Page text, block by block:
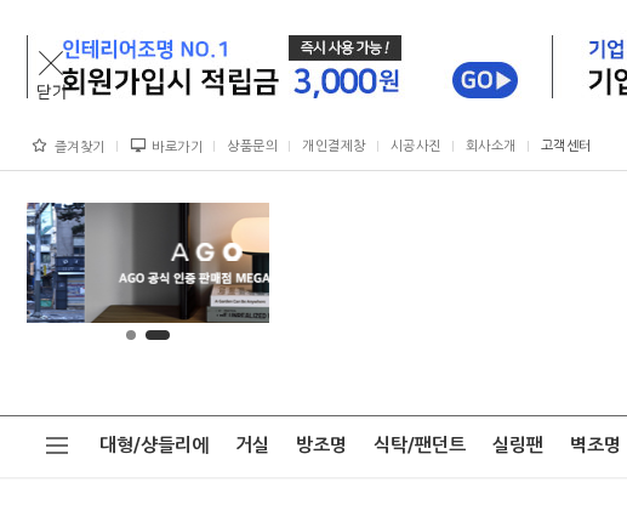
즐겨찾기 바로가기 상품문의 개인결제창 시공사진 회사소개 고객센터
대형/샹들리에 거실 방조명 식탁/팬던트 실링팬 벽조명